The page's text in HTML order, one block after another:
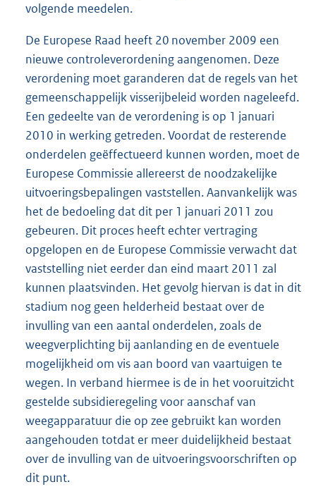
volgende meedelen.
De Europese Raad heeft 20 november 2009 een
nieuwe controleverordening aangenomen. Deze
verordening moet garanderen dat de regels van het
gemeenschappelijk visserijbeleid worden nageleefd.
Een gedeelte van de verordening is op 1 januari
2010 in werking getreden. Voordat de resterende
onderdelen geëffectueerd kunnen worden, moet de
Europese Commissie allereerst de noodzakelijke
uitvoeringsbepalingen vaststellen. Aanvankelijk was
het de bedoeling dat dit per 1 januari 2011 zou
gebeuren. Dit proces heeft echter vertraging
opgelopen en de Europese Commissie verwacht dat
vaststelling niet eerder dan eind maart 2011 zal
kunnen plaatsvinden. Het gevolg hiervan is dat in dit
stadium nog geen helderheid bestaat over de
invulling van een aantal onderdelen, zoals de
weegverplichting bij aanlanding en de eventuele
mogelijkheid om vis aan boord van vaartuigen te
wegen. In verband hiermee is de in het vooruitzicht
gestelde subsidieregeling voor aanschaf van
weegapparatuur die op zee gebruikt kan worden
aangehouden totdat er meer duidelijkheid bestaat
over de invulling van de uitvoeringsvoorschriften op
dit punt.